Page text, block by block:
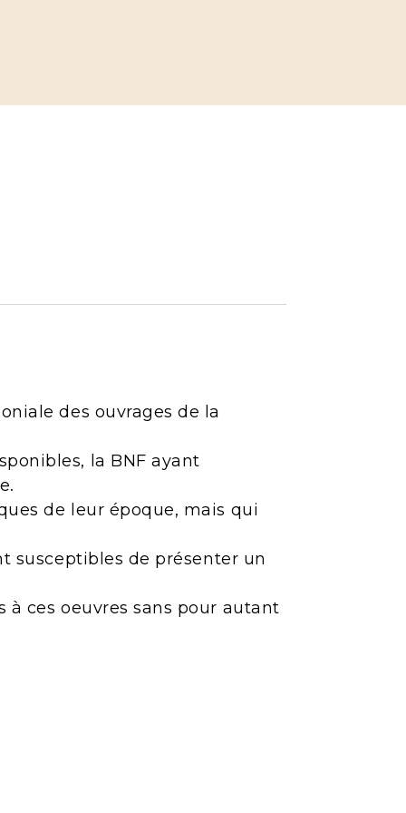
des ouvrages de la
la BNF ayant
de leur époque, mais qui
susceptibles de présenter un
ces oeuvres sans pour autant